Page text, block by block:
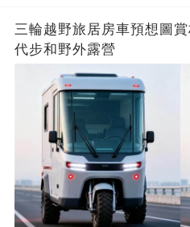
三輪越野旅居房車預想圖
代步和野外露營